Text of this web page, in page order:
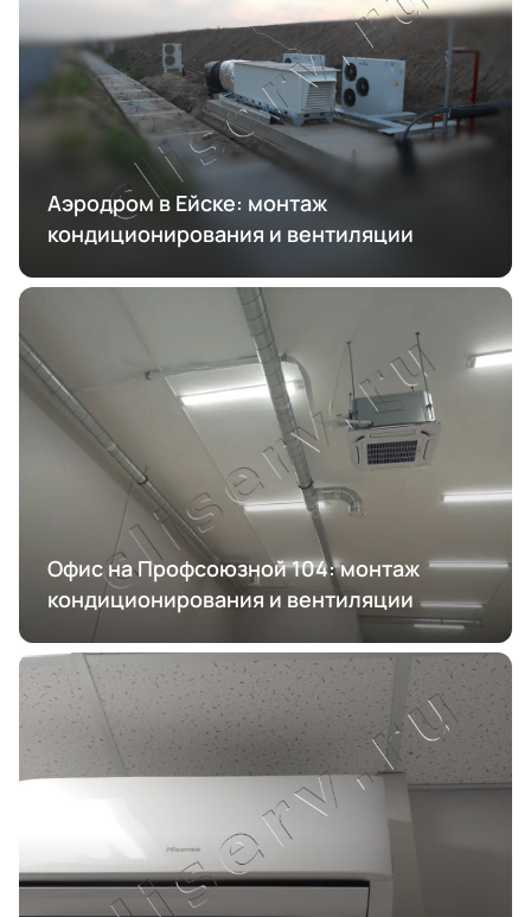
Аэродром в Ейске: монтаж
кондиционирования и вентиляции
Офис на Профсоюзной 104: монтаж
кондиционирования и вентиляции